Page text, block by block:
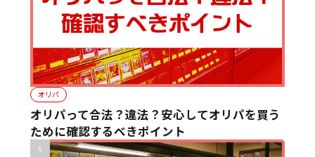
オリパ
オリパって合法？違法？安心してオリパを買う
ために確認するべきポイント